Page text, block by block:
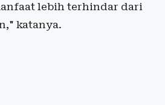
lebih terhindar dari
katanya.